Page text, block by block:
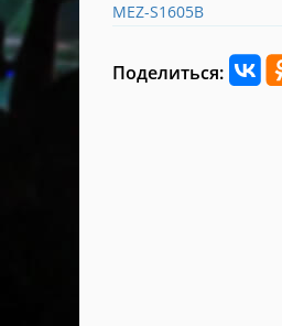
MEZ-S1605B
Поделиться: